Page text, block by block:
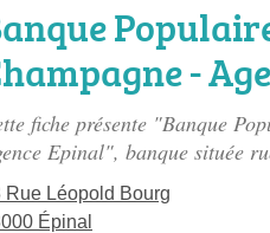
-
fiche présente "Banque
Epinal", banque située
Rue Léopold Bourg
Épinal